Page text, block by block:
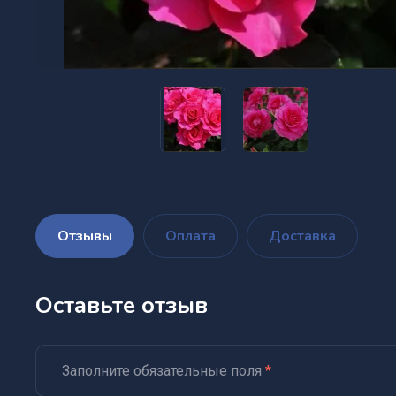
Отзывы Оплата Доставка
Оставьте отзыв
Заполните обязательные поля *